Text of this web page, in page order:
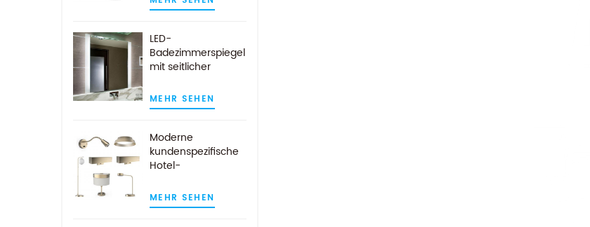
LED-
Badezimmerspiegel
mit seitlicher
Wandmontage im
Hotel
MEHR SEHEN
Moderne
kundenspezifische
Hotel-
Lampen aus
gebürstetem Gold
MEHR SEHEN